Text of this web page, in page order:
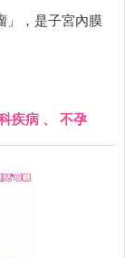
」，是子宮內膜
疾病 、 不孕